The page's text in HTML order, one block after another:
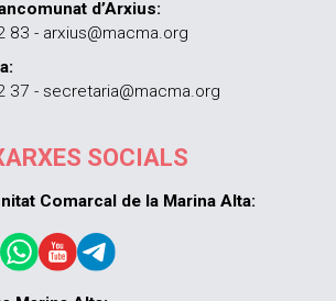
d’Arxius:
83 - arxius@macma.org
37 - secretaria@macma.org
SOCIALS
Comarcal de la Marina Alta: